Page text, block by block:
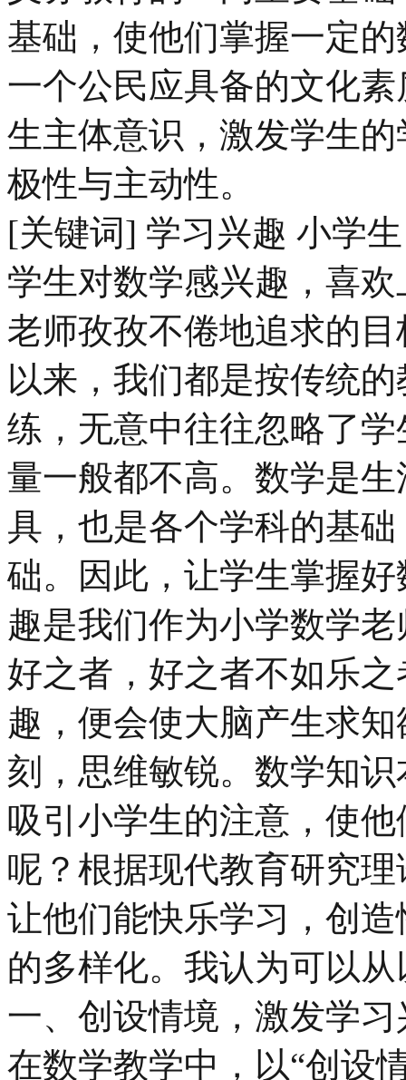
基础，使他们掌握一定
一个公民应具备的文化
生主体意识，激发学生
极性与主动性。
[关键词] 学习兴趣 小学
学生对数学感兴趣，喜
老师孜孜不倦地追求的
以来，我们都是按传统
练，无意中往往忽略了
量一般都不高。数学是
具，也是各个学科的基
础。因此，让学生掌握
趣是我们作为小学数学
好之者，好之者不如乐
趣，便会使大脑产生求
刻，思维敏锐。数学知
吸引小学生的注意，使
呢？根据现代教育研究
让他们能快乐学习，创
的多样化。我认为可以
一、创设情境，激发学习
在数学教学中，以“创设